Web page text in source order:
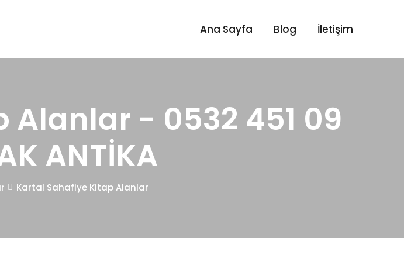
Ana Sayfa Blog İletişim
- 0532 451 09
ANTİKA
Kartal Sahafiye Kitap Alanlar